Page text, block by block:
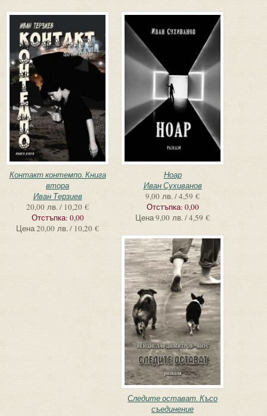
Контакт контемпо. Книга
втора
Иван Терзиев
20,00 лв. / 10,20 €
Отстъпка: 0,00
Цена20,00 лв. / 10,20 €
Ноар
Иван Сухиванов
9,00 лв. / 4,59 €
Отстъпка: 0,00
Цена9,00 лв. / 4,59 €
Следите остават. Късо
съединение